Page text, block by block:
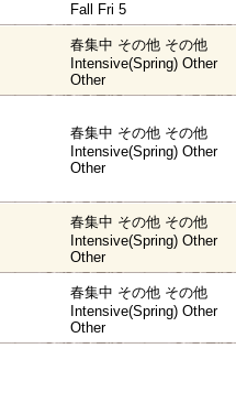
Fall Fri 5
春集中 その他 その他
Intensive(Spring) Other
Other
春集中 その他 その他
Intensive(Spring) Other
Other
春集中 その他 その他
Intensive(Spring) Other
Other
春集中 その他 その他
Intensive(Spring) Other
Other